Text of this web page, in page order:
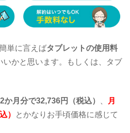
単に言えばタブレットの使用料
いかと思います。もしくは、タブ
か月分で32,736円（税込）
月
）
とかなりお手頃価格に感じて